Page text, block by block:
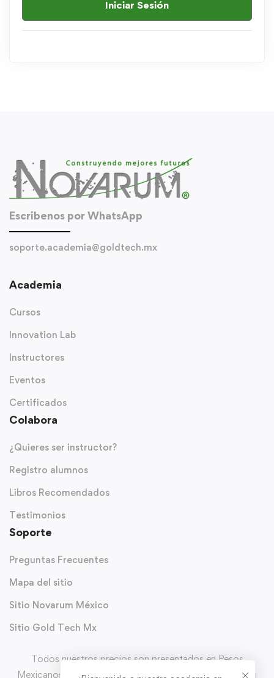
Iniciar Sesión
Escribenos por WhatsApp
soporte.academia@goldtech.mx
Academia
Cursos
Innovation Lab
Instructores
Eventos
Certificados
Colabora
¿Quieres ser instructor?
Registro alumnos
Libros Recomendados
Testimonios
Soporte
Preguntas Frecuentes
Mapa del sitio
Sitio Novarum México
Sitio Gold Tech Mx
Todos nuestros precios son presentados en Pesos
Mexicanos (MXN) y con IVA incluido. Puedes solicitar tu